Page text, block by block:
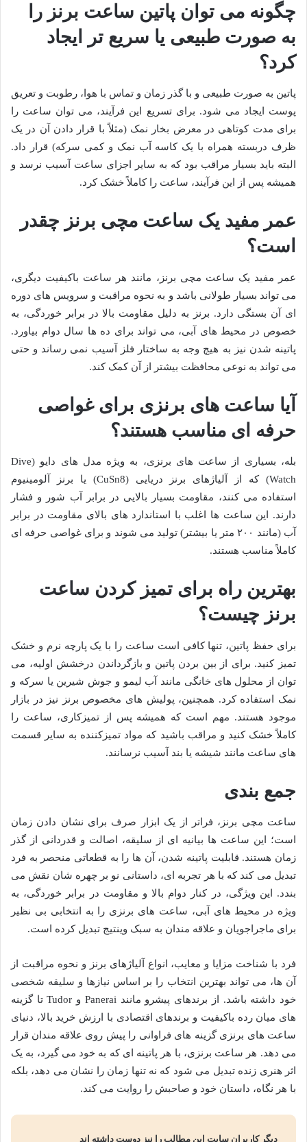
چگونه می توان پاتین ساعت برنز را
به صورت طبیعی یا سریع تر ایجاد
کرد؟
پاتین به صورت طبیعی و با گذر زمان و تماس با هوا، رطوبت و تعریق
پوست ایجاد می شود. برای تسریع این فرآیند، می توان ساعت را
برای مدت کوتاهی در معرض بخار نمک (مثلاً با قرار دادن آن در یک
ظرف دربسته همراه با یک کاسه آب نمک و کمی سرکه) قرار داد.
البته باید بسیار مراقب بود که به سایر اجزای ساعت آسیب نرسد و
همیشه پس از این فرآیند، ساعت را کاملاً خشک کرد.
عمر مفید یک ساعت مچی برنز چقدر
است؟
عمر مفید یک ساعت مچی برنز، مانند هر ساعت باکیفیت دیگری،
می تواند بسیار طولانی باشد و به نحوه مراقبت و سرویس های دوره
ای آن بستگی دارد. برنز به دلیل مقاومت بالا در برابر خوردگی، به
خصوص در محیط های آبی، می تواند برای ده ها سال دوام بیاورد.
پاتینه شدن نیز به هیچ وجه به ساختار فلز آسیب نمی رساند و حتی
می تواند به نوعی محافظت بیشتر از آن کمک کند.
آیا ساعت های برنزی برای غواصی
حرفه ای مناسب هستند؟
بله، بسیاری از ساعت های برنزی، به ویژه مدل های دایو (Dive
Watch) که از آلیاژهای برنز دریایی (CuSn8) یا برنز آلومینیوم
استفاده می کنند، مقاومت بسیار بالایی در برابر آب شور و فشار
دارند. این ساعت ها اغلب با استاندارد های بالای مقاومت در برابر
آب (مانند ۲۰۰ متر یا بیشتر) تولید می شوند و برای غواصی حرفه ای
کاملاً مناسب هستند.
بهترین راه برای تمیز کردن ساعت
برنز چیست؟
برای حفظ پاتین، تنها کافی است ساعت را با یک پارچه نرم و خشک
تمیز کنید. برای از بین بردن پاتین و بازگرداندن درخشش اولیه، می
توان از محلول های خانگی مانند آب لیمو و جوش شیرین یا سرکه و
نمک استفاده کرد. همچنین، پولیش های مخصوص برنز نیز در بازار
موجود هستند. مهم است که همیشه پس از تمیزکاری، ساعت را
کاملاً خشک کنید و مراقب باشید که مواد تمیزکننده به سایر قسمت
های ساعت مانند شیشه یا بند آسیب نرسانند.
جمع بندی
ساعت مچی برنز، فراتر از یک ابزار صرف برای نشان دادن زمان
است؛ این ساعت ها بیانیه ای از سلیقه، اصالت و قدردانی از گذر
زمان هستند. قابلیت پاتینه شدن، آن ها را به قطعاتی منحصر به فرد
تبدیل می کند که با هر تجربه ای، داستانی نو بر چهره شان نقش می
بندد. این ویژگی، در کنار دوام بالا و مقاومت در برابر خوردگی، به
ویژه در محیط های آبی، ساعت های برنزی را به انتخابی بی نظیر
برای ماجراجویان و علاقه مندان به سبک وینتیج تبدیل کرده است.
فرد با شناخت مزایا و معایب، انواع آلیاژهای برنز و نحوه مراقبت از
آن ها، می تواند بهترین انتخاب را بر اساس نیازها و سلیقه شخصی
خود داشته باشد. از برندهای پیشرو مانند Panerai و Tudor تا گزینه
های میان رده باکیفیت و برندهای اقتصادی با ارزش خرید بالا، دنیای
ساعت های برنزی گزینه های فراوانی را پیش روی علاقه مندان قرار
می دهد. هر ساعت برنزی، با هر پاتینه ای که به خود می گیرد، به یک
اثر هنری زنده تبدیل می شود که نه تنها زمان را نشان می دهد، بلکه
با هر نگاه، داستان خود و صاحبش را روایت می کند.
دیگر کاربران سایت این مطالب را نیز دوست داشته اند